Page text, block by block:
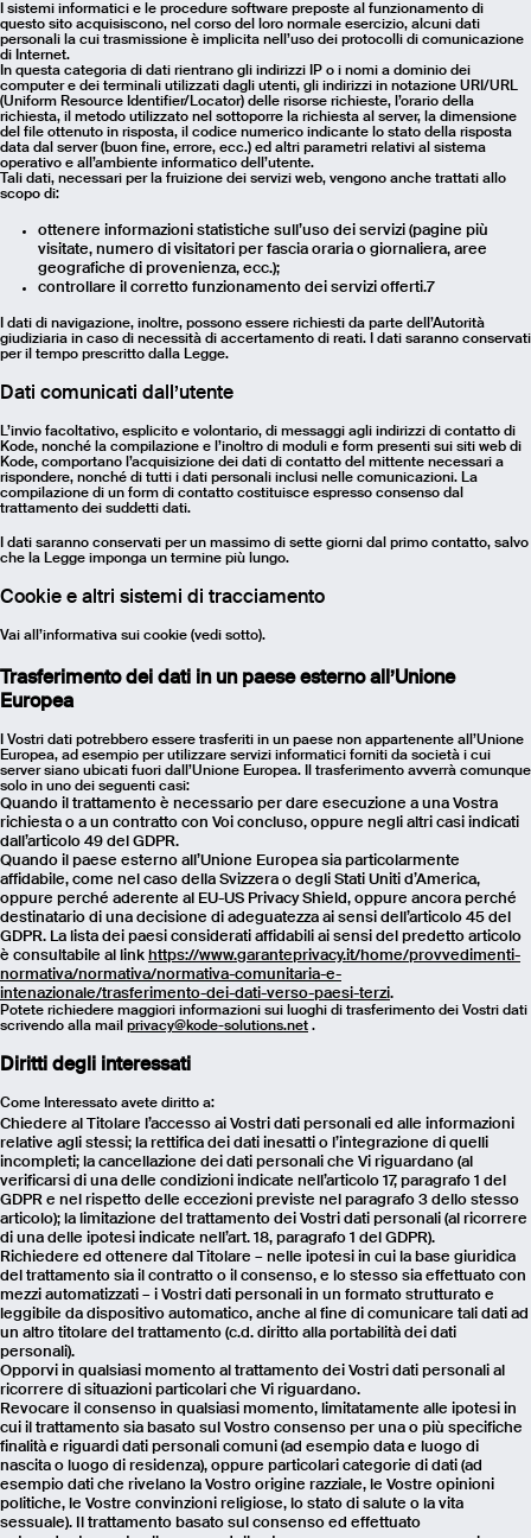
I sistemi informatici e le procedure software preposte al funzionamento di
questo sito acquisiscono, nel corso del loro normale esercizio, alcuni dati
personali la cui trasmissione è implicita nell’uso dei protocolli di comunicazione
di Internet.
In questa categoria di dati rientrano gli indirizzi IP o i nomi a dominio dei
computer e dei terminali utilizzati dagli utenti, gli indirizzi in notazione URI/URL
(Uniform Resource Identifier/Locator) delle risorse richieste, l’orario della
richiesta, il metodo utilizzato nel sottoporre la richiesta al server, la dimensione
del file ottenuto in risposta, il codice numerico indicante lo stato della risposta
data dal server (buon fine, errore, ecc.) ed altri parametri relativi al sistema
operativo e all’ambiente informatico dell’utente.
Tali dati, necessari per la fruizione dei servizi web, vengono anche trattati allo
scopo di:
ottenere informazioni statistiche sull’uso dei servizi (pagine più
visitate, numero di visitatori per fascia oraria o giornaliera, aree
geografiche di provenienza, ecc.);
controllare il corretto funzionamento dei servizi offerti.7
I dati di navigazione, inoltre, possono essere richiesti da parte dell’Autorità
giudiziaria in caso di necessità di accertamento di reati. I dati saranno conservati
per il tempo prescritto dalla Legge.
Dati comunicati dall’utente
L’invio facoltativo, esplicito e volontario, di messaggi agli indirizzi di contatto di
Kode, nonché la compilazione e l’inoltro di moduli e form presenti sui siti web di
Kode, comportano l’acquisizione dei dati di contatto del mittente necessari a
rispondere, nonché di tutti i dati personali inclusi nelle comunicazioni. La
compilazione di un form di contatto costituisce espresso consenso dal
trattamento dei suddetti dati.
I dati saranno conservati per un massimo di sette giorni dal primo contatto, salvo
che la Legge imponga un termine più lungo.
Cookie e altri sistemi di tracciamento
Vai all’informativa sui cookie (vedi sotto).
Trasferimento dei dati in un paese esterno all’Unione
Europea
I Vostri dati potrebbero essere trasferiti in un paese non appartenente all’Unione
Europea, ad esempio per utilizzare servizi informatici forniti da società i cui
server siano ubicati fuori dall’Unione Europea. Il trasferimento avverrà comunque
solo in uno dei seguenti casi:
Quando il trattamento è necessario per dare esecuzione a una Vostra
richiesta o a un contratto con Voi concluso, oppure negli altri casi indicati
dall’articolo 49 del GDPR.
Quando il paese esterno all’Unione Europea sia particolarmente
affidabile, come nel caso della Svizzera o degli Stati Uniti d’America,
oppure perché aderente al EU-US Privacy Shield, oppure ancora perché
destinatario di una decisione di adeguatezza ai sensi dell’articolo 45 del
GDPR. La lista dei paesi considerati affidabili ai sensi del predetto articolo
è consultabile al link https://www.garanteprivacy.it/home/provvedimenti-
normativa/normativa/normativa-comunitaria-e-
intenazionale/trasferimento-dei-dati-verso-paesi-terzi.
Potete richiedere maggiori informazioni sui luoghi di trasferimento dei Vostri dati
scrivendo alla mail privacy@kode-solutions.net .
Diritti degli interessati
Come Interessato avete diritto a:
Chiedere al Titolare l’accesso ai Vostri dati personali ed alle informazioni
relative agli stessi; la rettifica dei dati inesatti o l’integrazione di quelli
incompleti; la cancellazione dei dati personali che Vi riguardano (al
verificarsi di una delle condizioni indicate nell’articolo 17, paragrafo 1 del
GDPR e nel rispetto delle eccezioni previste nel paragrafo 3 dello stesso
articolo); la limitazione del trattamento dei Vostri dati personali (al ricorrere
di una delle ipotesi indicate nell’art. 18, paragrafo 1 del GDPR).
Richiedere ed ottenere dal Titolare – nelle ipotesi in cui la base giuridica
del trattamento sia il contratto o il consenso, e lo stesso sia effettuato con
mezzi automatizzati – i Vostri dati personali in un formato strutturato e
leggibile da dispositivo automatico, anche al fine di comunicare tali dati ad
un altro titolare del trattamento (c.d. diritto alla portabilità dei dati
personali).
Opporvi in qualsiasi momento al trattamento dei Vostri dati personali al
ricorrere di situazioni particolari che Vi riguardano.
Revocare il consenso in qualsiasi momento, limitatamente alle ipotesi in
cui il trattamento sia basato sul Vostro consenso per una o più specifiche
finalità e riguardi dati personali comuni (ad esempio data e luogo di
nascita o luogo di residenza), oppure particolari categorie di dati (ad
esempio dati che rivelano la Vostro origine razziale, le Vostre opinioni
politiche, le Vostre convinzioni religiose, lo stato di salute o la vita
sessuale). Il trattamento basato sul consenso ed effettuato
Email
Name